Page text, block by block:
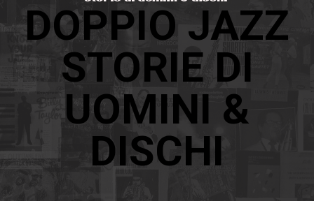
DOPPIO JAZZ
STORIE DI
UOMINI &
DISCHI